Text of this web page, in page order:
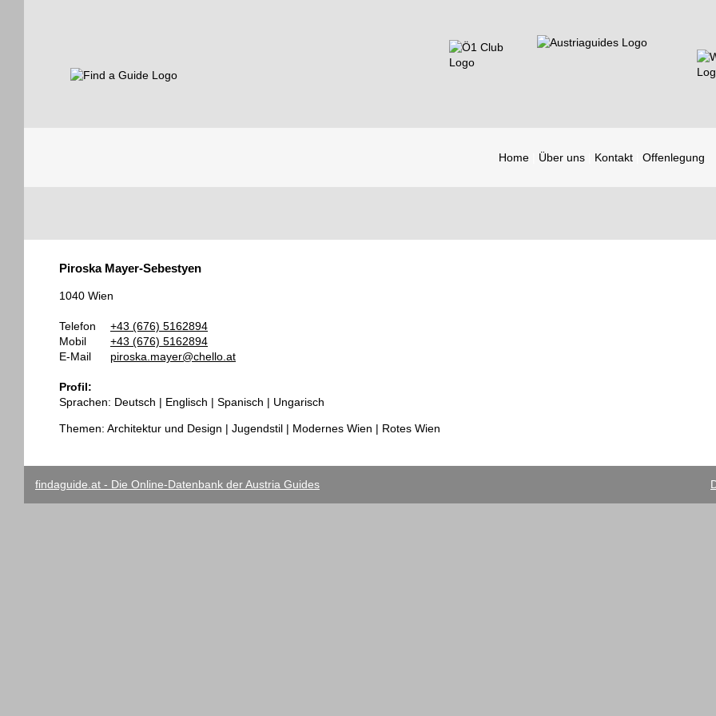
Home Über uns Kontakt Offenlegung
Guides
Piroska Mayer-Sebestyen
1040 Wien
Telefon
+43 (676) 5162894
Mobil
+43 (676) 5162894
E-Mail
piroska.mayer@chello.at
Profil:
Sprachen: Deutsch | Englisch | Spanisch | Ungarisch
Themen: Architektur und Design | Jugendstil | Modernes Wien | Rotes Wien
findaguide.at - Die Online-Datenbank der Austria Guides